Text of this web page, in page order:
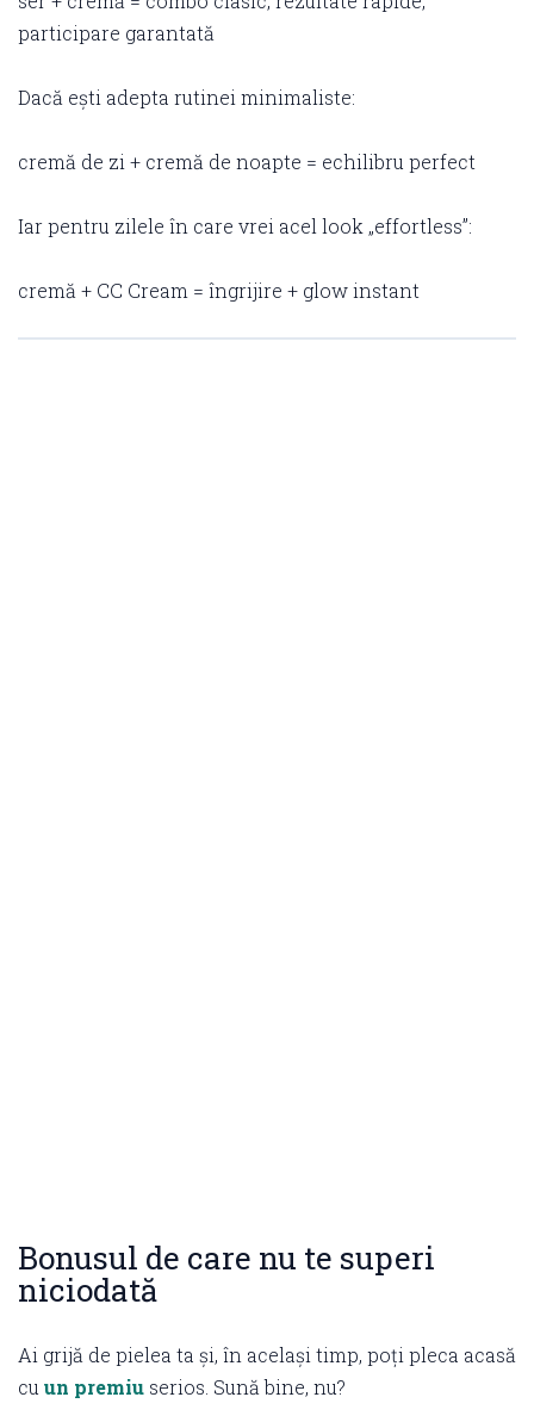
participare garantată
Dacă ești adepta rutinei minimaliste:
cremă de zi + cremă de noapte = echilibru perfect
Iar pentru zilele în care vrei acel look „effortless”:
cremă + CC Cream = îngrijire + glow instant
Bonusul de care nu te superi
niciodată
Ai grijă de pielea ta și, în același timp, poți pleca acasă
cu un premiu serios. Sună bine, nu?